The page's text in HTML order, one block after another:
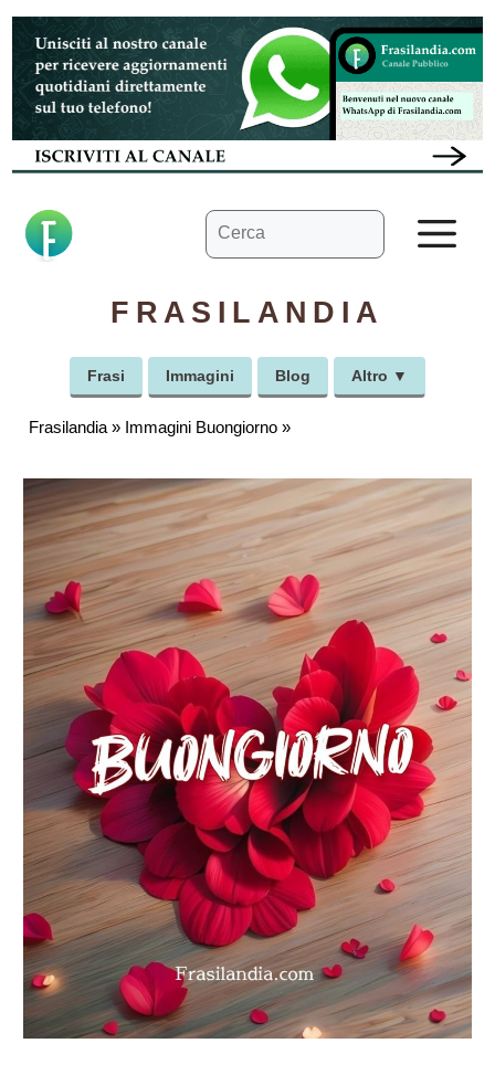
Vai
contenuto
Ricerca
per:
FRASILANDIA
Frasi Immagini Blog Altro ▼
Frasilandia » Immagini Buongiorno »